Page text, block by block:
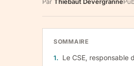
SOMMAIRE
Le CSE, responsable